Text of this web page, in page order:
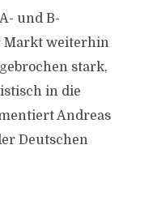
und B-
Markt weiterhin
stark,
in die
Andreas
Deutschen